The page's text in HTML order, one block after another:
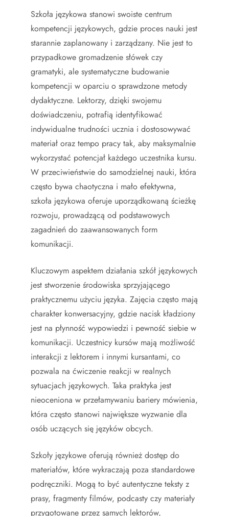
Szkoła językowa stanowi swoiste centrum
kompetencji językowych, gdzie proces nauki jest
starannie zaplanowany i zarządzany. Nie jest to
przypadkowe gromadzenie słówek czy
gramatyki, ale systematyczne budowanie
kompetencji w oparciu o sprawdzone metody
dydaktyczne. Lektorzy, dzięki swojemu
doświadczeniu, potrafią identyfikować
indywidualne trudności ucznia i dostosowywać
materiał oraz tempo pracy tak, aby maksymalnie
wykorzystać potencjał każdego uczestnika kursu.
W przeciwieństwie do samodzielnej nauki, która
często bywa chaotyczna i mało efektywna,
szkoła językowa oferuje uporządkowaną ścieżkę
rozwoju, prowadzącą od podstawowych
zagadnień do zaawansowanych form
komunikacji.
Kluczowym aspektem działania szkół językowych
jest stworzenie środowiska sprzyjającego
praktycznemu użyciu języka. Zajęcia często mają
charakter konwersacyjny, gdzie nacisk kładziony
jest na płynność wypowiedzi i pewność siebie w
komunikacji. Uczestnicy kursów mają możliwość
interakcji z lektorem i innymi kursantami, co
pozwala na ćwiczenie reakcji w realnych
sytuacjach językowych. Taka praktyka jest
nieoceniona w przełamywaniu bariery mówienia,
która często stanowi największe wyzwanie dla
osób uczących się języków obcych.
Szkoły językowe oferują również dostęp do
materiałów, które wykraczają poza standardowe
podręczniki. Mogą to być autentyczne teksty z
prasy, fragmenty filmów, podcasty czy materiały
przygotowane przez samych lektorów,